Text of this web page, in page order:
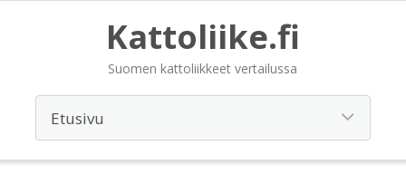
Kattoliike.fi
Suomen kattoliikkeet vertailussa